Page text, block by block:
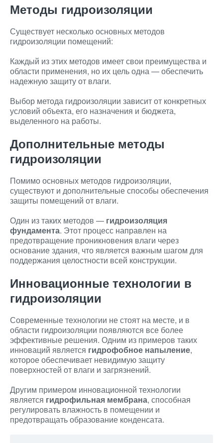
Методы гидроизоляции
Существует несколько основных методов
гидроизоляции помещений:
Каждый из этих методов имеет свои преимущества и
области применения, но их цель одна — обеспечить
надежную защиту от влаги.
Выбор метода гидроизоляции зависит от конкретных
условий объекта, его назначения и бюджета,
выделенного на работы.
Дополнительные методы
гидроизоляции
Помимо основных методов гидроизоляции,
существуют и дополнительные способы обеспечения
защиты помещений от влаги.
Один из таких методов — гидроизоляция
фундамента. Этот процесс направлен на
предотвращение проникновения влаги через
основание здания, что является важным шагом для
поддержания целостности всей конструкции.
Инновационные технологии в
гидроизоляции
Современные технологии не стоят на месте, и в
области гидроизоляции появляются все более
эффективные решения. Одним из примеров таких
инноваций является гидрофобное напыление,
которое обеспечивает невидимую защиту
поверхностей от влаги и загрязнений.
Другим примером инновационной технологии
является гидрофильная мембрана, способная
регулировать влажность в помещении и
предотвращать образование конденсата.